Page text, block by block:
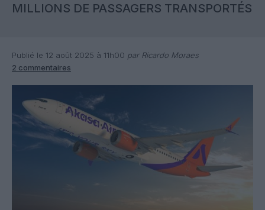
MILLIONS DE PASSAGERS TRANSPORTÉS
Publié le 12 août 2025 à 11h00 par Ricardo Moraes
2 commentaires